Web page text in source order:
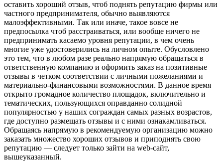
оставить хороший отзыв, чтоб поднять репутацию фирмы или
частного предпринимателя, обычно выявляются
малоэффективными. Так или иначе, такое вовсе не
предпосылка чтоб расстраиваться, или вообще ничего не
предпринимать касаемо уровня репутации, в чем очень
многие уже удостоверились на личном опыте. Обусловлено
это тем, что в любом разе реально напрямую обращаться в
ответственную компанию и оформить заказ на позитивные
отзывы в четком соответствии с личными пожеланиями и
материально-финансовыми возможностями. В данное время
открыто громадное количество площадок, включительно и
тематических, пользующихся оправданно солидной
популярностью у наших сограждан самых разных возрастов,
где доступно размещать отзывы и с ними ознакамливаться.
Обращаясь напрямую в рекомендуемую организацию можно
заказать множество хороших отзывов и приподнять свою
репутацию — следует только зайти на web-сайт,
вышеуказанный.